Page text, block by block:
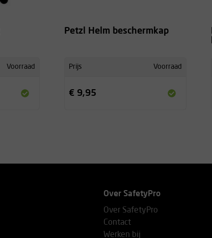
Voorraad
Petzl Helm beschermkap
Prijs Voorraad
€ 9,95
Over SafetyPro
Over SafetyPro
Contact
Werken bij